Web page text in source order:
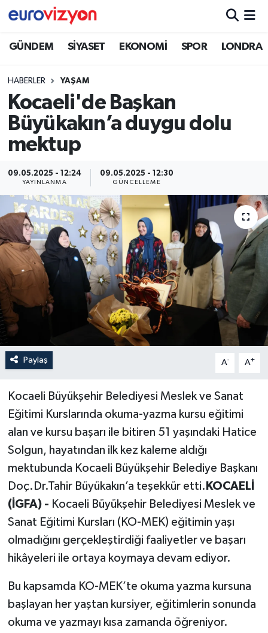
GÜNDEM SİYASET EKONOMİ SPOR LONDRA
HABERLER YAŞAM
Kocaeli'de Başkan
Büyükakın’a duygu dolu
mektup
09.05.2025 - 12:24
YAYINLANMA
09.05.2025 - 12:30
GÜNCELLEME
Paylaş A- A+
Kocaeli Büyükşehir Belediyesi Meslek ve Sanat
Eğitimi Kurslarında okuma-yazma kursu eğitimi
alan ve kursu başarı ile bitiren 51 yaşındaki Hatice
Solgun, hayatından ilk kez kaleme aldığı
mektubunda Kocaeli Büyükşehir Belediye Başkanı
Doç.Dr.Tahir Büyükakın’a teşekkür etti. KOCAELİ
(İGFA) - Kocaeli Büyükşehir Belediyesi Meslek ve
Sanat Eğitimi Kursları (KO-MEK) eğitimin yaşı
olmadığını gerçekleştirdiği faaliyetler ve başarı
hikâyeleri ile ortaya koymaya devam ediyor.
Bu kapsamda KO-MEK’te okuma yazma kursuna
başlayan her yaştan kursiyer, eğitimlerin sonunda
okuma ve yazmayı kısa zamanda öğreniyor.